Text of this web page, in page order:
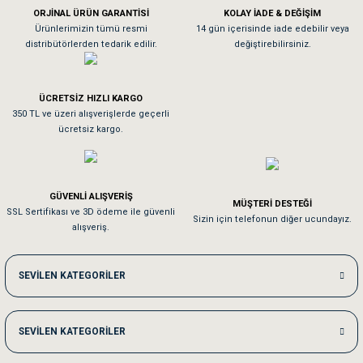
As**** Tu******
Tavşanım kafesinin kalitesine ve paketlemesine bayıldım
Sa**** On******
Kedilerim beğeniyorlar. Memnunuz. Uygun fiyatta olması iyi.
Me***** Ya******
Akşam verdiğim sipariş bir sonraki gün elime ulaştı. Jack russell köpeğim
Ka***** Ar******
ORJİNAL ÜRÜN GARANTİSİ
Ürünlerimizin tümü resmi
distribütörlerden tedarik edilir.
KOLAY İADE & DEĞİŞİM
14 gün içerisinde iade edebilir veya
değiştirebilirsiniz.
ÜCRETSİZ HIZLI KARGO
350 TL ve üzeri alışverişlerde geçerli
ücretsiz kargo.
GÜVENLİ ALIŞVERİŞ
SSL Sertifikası ve 3D ödeme ile güvenli
alışveriş.
MÜŞTERİ DESTEĞİ
Sizin için telefonun diğer ucundayız.
SEVİLEN KATEGORİLER
SEVİLEN KATEGORİLER